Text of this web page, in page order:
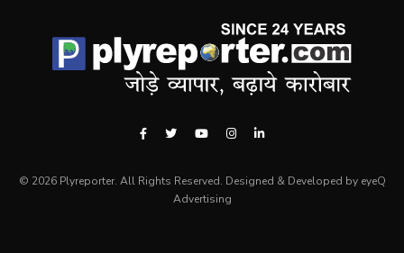
© 2026 Plyreporter. All Rights Reserved. Designed & Developed by eyeQ
Advertising